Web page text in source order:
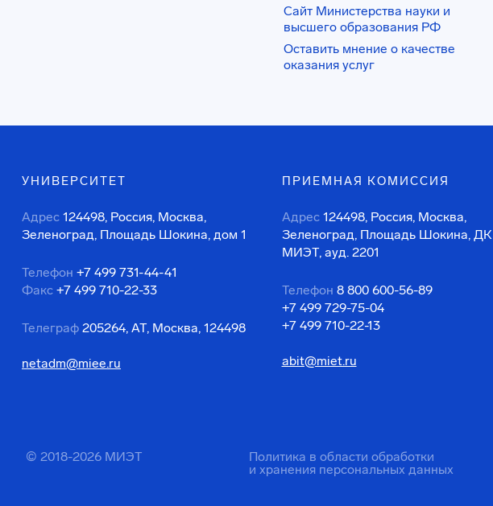
Сайт Министерства науки и
высшего образования РФ
Оставить мнение о качестве
оказания услуг
УНИВЕРСИТЕТ
Адрес 124498, Россия, Москва,
Зеленоград, Площадь Шокина, дом 1
Телефон +7 499 731-44-41
Факс +7 499 710-22-33
Телеграф 205264, АТ, Москва, 124498
netadm@miee.ru
ПРИЕМНАЯ КОМИССИЯ
Адрес 124498, Россия, Москва,
Зеленоград, Площадь Шокина, ДК
МИЭТ, ауд. 2201
Телефон 8 800 600-56-89
+7 499 729-75-04
+7 499 710-22-13
abit@miet.ru
© 2018-2026 МИЭТ
Политика в области обработки
и хранения персональных данных